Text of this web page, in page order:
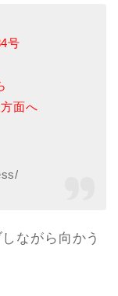
号
面へ
ながら向かう